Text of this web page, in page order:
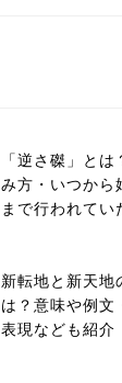
「逆さ磔」と
み方・いつから
まで行われてい
新転地と新天地
は？意味や例文
表現なども紹介